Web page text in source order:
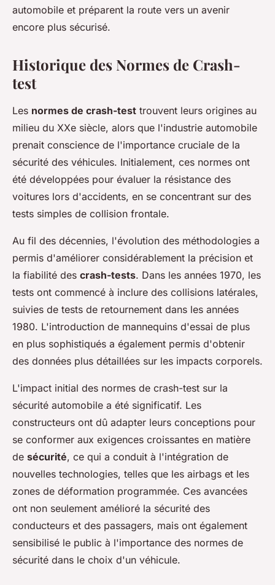
automobile et préparent la route vers un avenir
encore plus sécurisé.
Historique des Normes de Crash-
test
Les normes de crash-test trouvent leurs origines au
milieu du XXe siècle, alors que l'industrie automobile
prenait conscience de l'importance cruciale de la
sécurité des véhicules. Initialement, ces normes ont
été développées pour évaluer la résistance des
voitures lors d'accidents, en se concentrant sur des
tests simples de collision frontale.
Au fil des décennies, l'évolution des méthodologies a
permis d'améliorer considérablement la précision et
la fiabilité des crash-tests. Dans les années 1970, les
tests ont commencé à inclure des collisions latérales,
suivies de tests de retournement dans les années
1980. L'introduction de mannequins d'essai de plus
en plus sophistiqués a également permis d'obtenir
des données plus détaillées sur les impacts corporels.
L'impact initial des normes de crash-test sur la
sécurité automobile a été significatif. Les
constructeurs ont dû adapter leurs conceptions pour
se conformer aux exigences croissantes en matière
de sécurité, ce qui a conduit à l'intégration de
nouvelles technologies, telles que les airbags et les
zones de déformation programmée. Ces avancées
ont non seulement amélioré la sécurité des
conducteurs et des passagers, mais ont également
sensibilisé le public à l'importance des normes de
sécurité dans le choix d'un véhicule.